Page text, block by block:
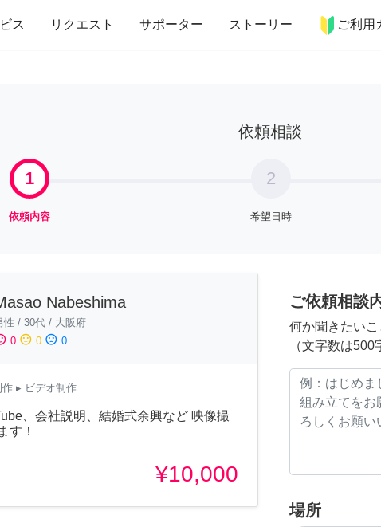
ス リクエスト サポーター ストーリー ご利用
引っ越し インテリア 趣味・習い事 ペット 料
依頼相談
1
依頼内容
2
希望日時
Nabeshima
性 / 30代 / 大阪府
0 sentiment_neutral 0 sentiment_dissatisfied 0
作 ▸ ビデオ制作
、会社説明、結婚式余興など 映像撮
す！
¥10,000
ご依頼相談
何か聞きたい
（文字数は500
場所